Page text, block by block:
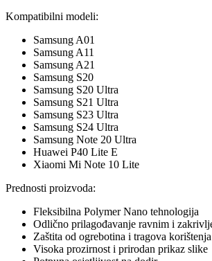
Kompatibilni modeli:
Samsung A01
Samsung A11
Samsung A21
Samsung S20
Samsung S20 Ultra
Samsung S21 Ultra
Samsung S23 Ultra
Samsung S24 Ultra
Samsung Note 20 Ultra
Huawei P40 Lite E
Xiaomi Mi Note 10 Lite
Prednosti proizvoda:
Fleksibilna Polymer Nano tehnologija
Odlično prilagođavanje ravnim i
Zaštita od ogrebotina i tragova korištenja
Visoka prozirnost i prirodan prikaz slike